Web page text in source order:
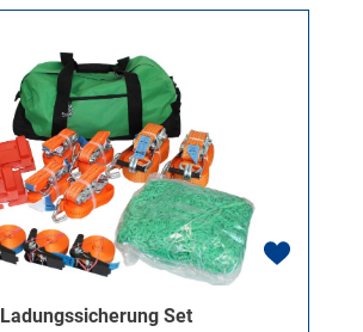
Ladungssicherung Set